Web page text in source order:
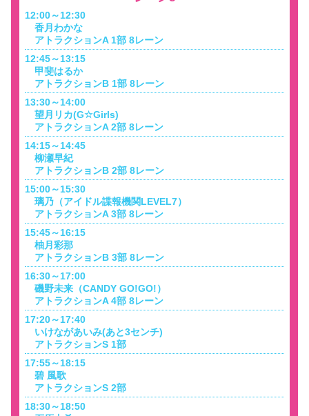
12:00～12:30
香月わかな
アトラクションA 1部 8レーン
12:45～13:15
甲斐はるか
アトラクションB 1部 8レーン
13:30～14:00
望月リカ(G☆Girls)
アトラクションA 2部 8レーン
14:15～14:45
柳瀬早紀
アトラクションB 2部 8レーン
15:00～15:30
璃乃（アイドル諜報機関LEVEL7）
アトラクションA 3部 8レーン
15:45～16:15
柚月彩那
アトラクションB 3部 8レーン
16:30～17:00
磯野未来（CANDY GO!GO!）
アトラクションA 4部 8レーン
17:20～17:40
いけながあいみ(あと3センチ)
アトラクションS 1部
17:55～18:15
碧 風歌
アトラクションS 2部
18:30～18:50